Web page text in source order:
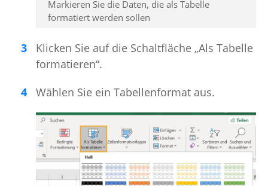
Markieren Sie die Daten, die als Tabelle
formatiert werden sollen
Klicken Sie auf die Schaltfläche „Als Tabelle
formatieren“.
Wählen Sie ein Tabellenformat aus.